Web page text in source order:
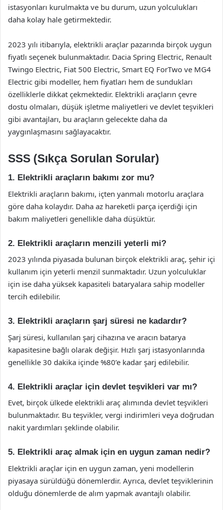
istasyonları kurulmakta ve bu durum, uzun yolculukları
daha kolay hale getirmektedir.
2023 yılı itibarıyla, elektrikli araçlar pazarında birçok uygun
fiyatlı seçenek bulunmaktadır. Dacia Spring Electric, Renault
Twingo Electric, Fiat 500 Electric, Smart EQ ForTwo ve MG4
Electric gibi modeller, hem fiyatları hem de sundukları
özelliklerle dikkat çekmektedir. Elektrikli araçların çevre
dostu olmaları, düşük işletme maliyetleri ve devlet teşvikleri
gibi avantajları, bu araçların gelecekte daha da
yaygınlaşmasını sağlayacaktır.
SSS (Sıkça Sorulan Sorular)
1. Elektrikli araçların bakımı zor mu?
Elektrikli araçların bakımı, içten yanmalı motorlu araçlara
göre daha kolaydır. Daha az hareketli parça içerdiği için
bakım maliyetleri genellikle daha düşüktür.
2. Elektrikli araçların menzili yeterli mi?
2023 yılında piyasada bulunan birçok elektrikli araç, şehir içi
kullanım için yeterli menzil sunmaktadır. Uzun yolculuklar
için ise daha yüksek kapasiteli bataryalara sahip modeller
tercih edilebilir.
3. Elektrikli araçların şarj süresi ne kadardır?
Şarj süresi, kullanılan şarj cihazına ve aracın batarya
kapasitesine bağlı olarak değişir. Hızlı şarj istasyonlarında
genellikle 30 dakika içinde %80’e kadar şarj edilebilir.
4. Elektrikli araçlar için devlet teşvikleri var mı?
Evet, birçok ülkede elektrikli araç alımında devlet teşvikleri
bulunmaktadır. Bu teşvikler, vergi indirimleri veya doğrudan
nakit yardımları şeklinde olabilir.
5. Elektrikli araç almak için en uygun zaman nedir?
Elektrikli araçlar için en uygun zaman, yeni modellerin
piyasaya sürüldüğü dönemlerdir. Ayrıca, devlet teşviklerinin
olduğu dönemlerde de alım yapmak avantajlı olabilir.